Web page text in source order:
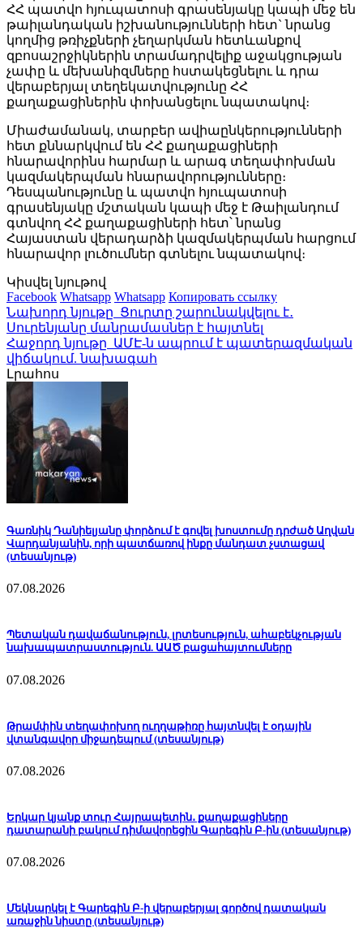
ՀՀ պատվո հյուպատոսի գրասենյակը կապի մեջ են
թաիլանդական իշխանությունների հետ` նրանց
կողմից թռիչքների չեղարկման հետևանքով
զբոսաշրջիկներին տրամադրվելիք աջակցության
չափը և մեխանիզմները հստակեցնելու և դրա
վերաբերյալ տեղեկատվությունը ՀՀ
քաղաքացիներին փոխանցելու նպատակով։
Միաժամանակ, տարբեր ավիաընկերությունների
հետ քննարկվում են ՀՀ քաղաքացիների
հնարավորինս հարմար և արագ տեղափոխման
կազմակերպման հնարավորությունները։
Դեսպանությունը և պատվո հյուպատոսի
գրասենյակը մշտական կապի մեջ է Թաիլանդում
գտնվող ՀՀ քաղաքացիների հետ՝ նրանց
Հայաստան վերադարձի կազմակերպման հարցում
հնարավոր լուծումներ գտնելու նպատակով։
Կիսվել նյութով
Facebook Whatsapp Whatsapp Копировать ссылку
Նախորդ նյութը Ցուրտը շարունակվելու է․
Սուրենյանը մանրամասներ է հայտնել
Հաջորդ նյութը ԱՄԷ-ն ապրում է պատերազմական
վիճակում. նախագահ
Լրահոս
Գառնիկ Դանիելյանը փորձում է գովել խոստումը դրժած Աղվան
Վարդանյանին, որի պատճառով ինքը մանդատ չստացավ
(տեսանյութ)
07.08.2026
Պետական դավաճանություն, լրտեսություն, ահաբեկչության
նախապատրաստություն. ԱԱԾ բացահայտումները
07.08.2026
Թրամփին տեղափոխող ուղղաթիռը հայտնվել է օդային
վտանգավոր միջադեպում (տեսանյութ)
07.08.2026
Երկար կյանք տուր Հայրապետին․ քաղաքացիները
դատարանի բակում դիմավորեցին Գարեգին Բ-ին (տեսանյութ)
07.08.2026
Մեկնարկել է Գարեգին Բ-ի վերաբերյալ գործով դատական
առաջին նիստը (տեսանյութ)